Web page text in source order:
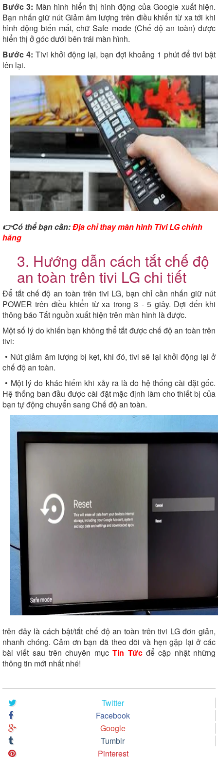
Bước 3: Màn hình hiển thị hình động của Google xuất hiện.
Bạn nhấn giữ nút Giảm âm lượng trên điều khiển từ xa tới khi
hình động biến mất, chữ Safe mode (Chế độ an toàn) được
hiển thị ở góc dưới bên trái màn hình.
Bước 4: Tivi khởi động lại, bạn đợi khoảng 1 phút để tivi bật
lên lại.
👉Có thể bạn cần:Địa chỉ thay màn hình Tivi LG chính
hãng
3. Hướng dẫn cách tắt chế độ
an toàn trên tivi LG chi tiết
Để tắt chế độ an toàn trên tivi LG, bạn chỉ cần nhấn giữ nút
POWER trên điều khiển từ xa trong 3 - 5 giây. Đợi đến khi
thông báo Tắt nguồn xuất hiện trên màn hình là được.
Một số lý do khiến bạn không thể tắt được chế độ an toàn trên
tivi:
• Nút giảm âm lượng bị kẹt, khi đó, tivi sẽ lại khởi động lại ở
chế độ an toàn.
• Một lý do khác hiếm khi xảy ra là do hệ thống cài đặt gốc.
Hệ thống ban đầu được cài đặt mặc định làm cho thiết bị của
bạn tự động chuyển sang Chế độ an toàn.
trên đây là cách bật/tắt chế độ an toàn trên tivi LG đơn giản,
nhanh chóng. Cảm ơn bạn đã theo dõi và hẹn gặp lại ở các
bài viết sau trên chuyên mụcTin Tứcđể cập nhật những
thông tin mới nhất nhé!
Twitter
Facebook
Google
Tumblr
Pinterest